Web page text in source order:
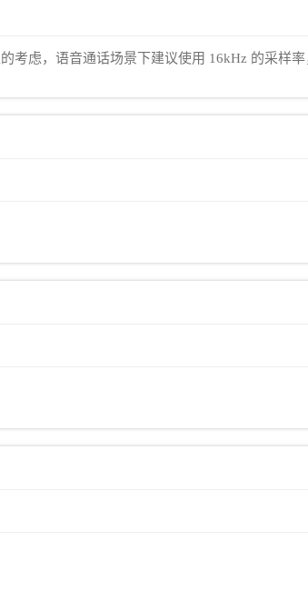
考虑，语音通话场景下建议使用 16kHz 的采样